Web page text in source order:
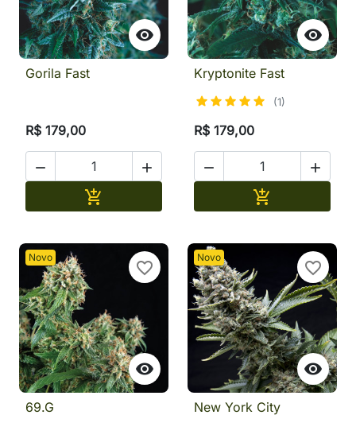

Gorila Fast
R$ 179,00
 


Kryptonite Fast
(1)
R$ 179,00
 

Novo

favorite_border
69.G
Novo

favorite_border
New York City